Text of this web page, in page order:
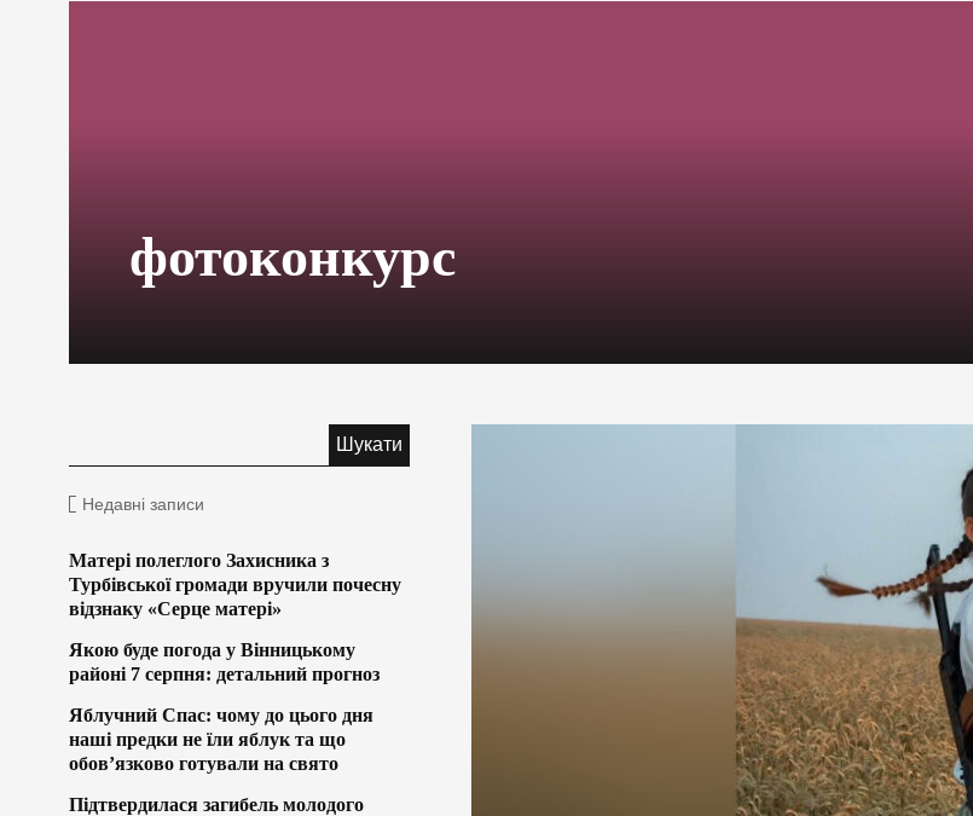
фотоконкурс
Недавні записи
Матері полеглого Захисника з
Турбівської громади вручили почесну
відзнаку «Серце матері»
Якою буде погода у Вінницькому
районі 7 серпня: детальний прогноз
Яблучний Спас: чому до цього дня
наші предки не їли яблук та що
обов’язково готували на свято
Підтвердилася загибель молодого